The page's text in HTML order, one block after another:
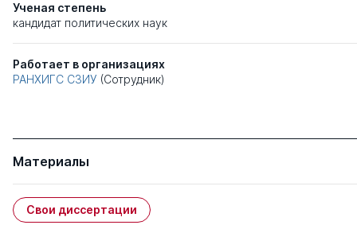
Ученая степень
кандидат политических наук
Работает в организациях
РАНХИГС СЗИУ (Сотрудник)
Материалы
Свои диссертации